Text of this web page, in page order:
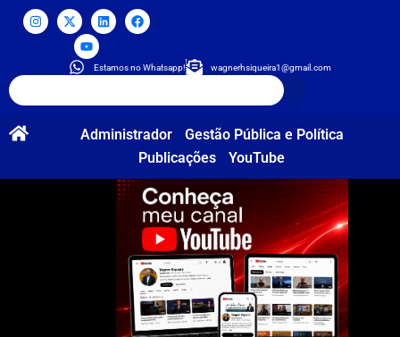
Estamos no Whatsapp! wagnerhsiqueira1@gmail.com
Administrador
Gestão Pública e Política
Publicações
YouTube